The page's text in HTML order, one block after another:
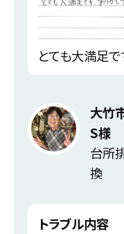
とても大満足で
大竹
S様
台所
換
トラブル内容